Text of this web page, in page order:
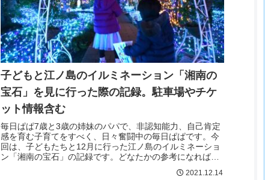
子どもと江ノ島のイルミネーション「湘南の
宝石」を見に行った際の記録。駐車場やチケ
ット情報含む
毎日ぱぱ7歳と3歳の姉妹のパパで、非認知能力、自己肯定
感を育む子育てをすべく、日々奮闘中の毎日ぱぱです。今
回は、子どもたちと12月に行った江ノ島のイルミネーショ
ン「湘南の宝石」の記録です。どなたかの参考になればう
2021.12.14